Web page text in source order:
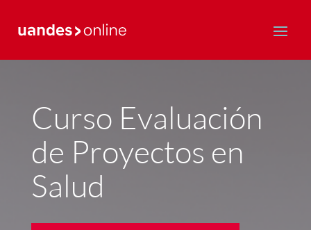
Postgrado y Educación Continua
Curso Evaluación
de Proyectos en
Salud